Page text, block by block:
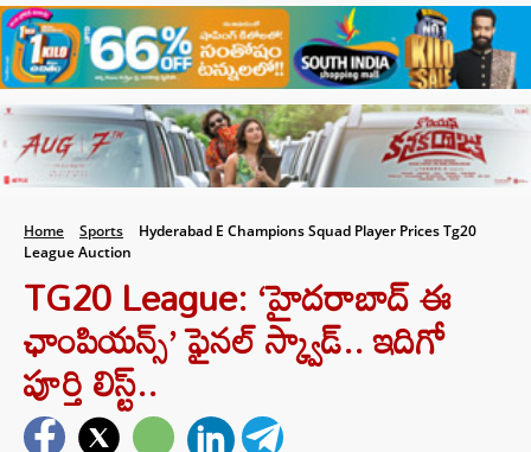
Home Sports
Hyderabad E Champions Squad Player Prices Tg20
League Auction
TG20 League: ‘హైదరాబాద్ ఈ
ఛాంపియన్స్’ ఫైనల్ స్క్వాడ్.. ఇదిగో
పూర్తి లిస్ట్..